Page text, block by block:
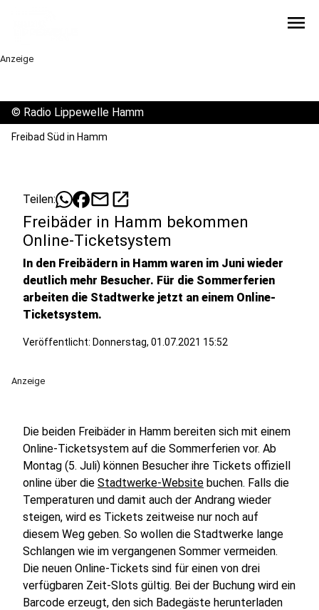
menu
Anzeige
© Radio Lippewelle Hamm
Freibad Süd in Hamm
Teilen: mailopen_in_new
Freibäder in Hamm bekommen
Online-Ticketsystem
In den Freibädern in Hamm waren im Juni wieder
deutlich mehr Besucher. Für die Sommerferien
arbeiten die Stadtwerke jetzt an einem Online-
Ticketsystem.
Veröffentlicht: Donnerstag, 01.07.2021 15:52
Anzeige
Die beiden Freibäder in Hamm bereiten sich mit einem
Online-Ticketsystem auf die Sommerferien vor. Ab
Montag (5. Juli) können Besucher ihre Tickets offiziell
online über die Stadtwerke-Website buchen. Falls die
Temperaturen und damit auch der Andrang wieder
steigen, wird es Tickets zeitweise nur noch auf
diesem Weg geben. So wollen die Stadtwerke lange
Schlangen wie im vergangenen Sommer vermeiden.
Die neuen Online-Tickets sind für einen von drei
verfügbaren Zeit-Slots gültig. Bei der Buchung wird ein
Barcode erzeugt, den sich Badegäste herunterladen